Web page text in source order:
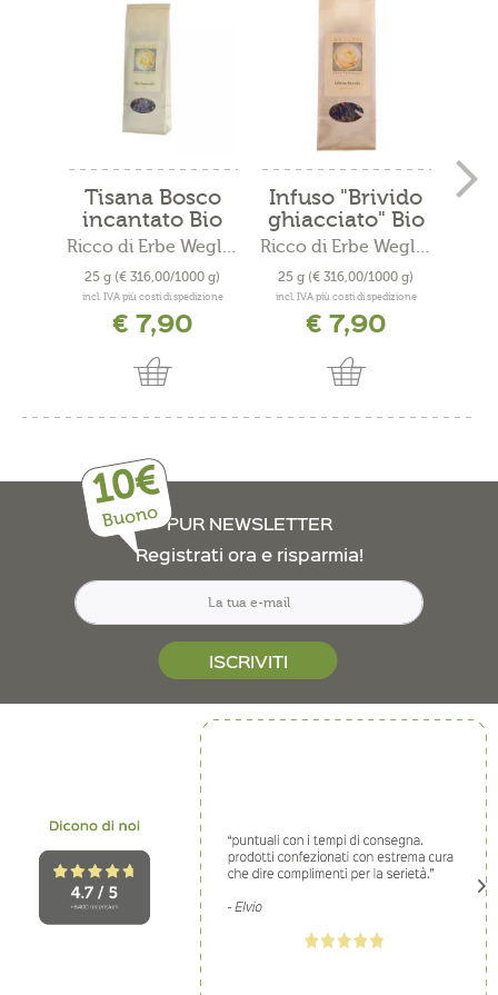
Tisana Bosco
incantato Bio
Ricco di Erbe Wegleit
25 g (€ 316,00/1000 g)
incl. IVA più costi di spedizione
€ 7,90
Infuso "Brivido
ghiacciato" Bio
Ricco di Erbe Wegleit
25 g (€ 316,00/1000 g)
incl. IVA più costi di spedizione
€ 7,90
10€
Buono PUR NEWSLETTER
Registrati ora e risparmia!
ISCRIVITI